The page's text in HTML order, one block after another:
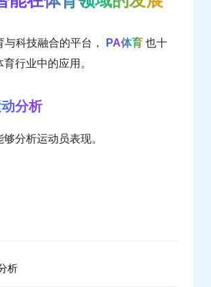
与科技融合的平台， PA体育 也十
行业中的应用。
分析
分析运动员表现。
析